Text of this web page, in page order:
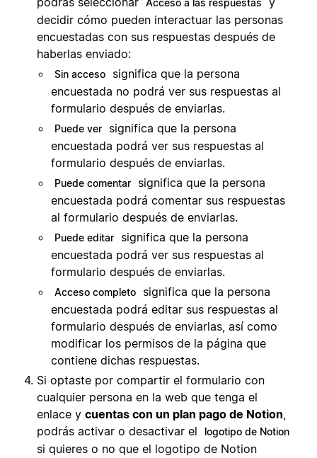
Acceso a las respuestas
decidir cómo pueden interactuar las personas
encuestadas con sus respuestas después de
haberlas enviado:
Sin acceso
significa que la persona
encuestada no podrá ver sus respuestas al
formulario después de enviarlas.
Puede ver
significa que la persona
encuestada podrá ver sus respuestas al
formulario después de enviarlas.
Puede comentar
significa que la persona
encuestada podrá comentar sus respuestas
al formulario después de enviarlas.
Puede editar
significa que la persona
encuestada podrá ver sus respuestas al
formulario después de enviarlas.
Acceso completo
significa que la persona
encuestada podrá editar sus respuestas al
formulario después de enviarlas, así como
modificar los permisos de la página que
contiene dichas respuestas.
Si optaste por compartir el formulario con
cualquier persona en la web que tenga el
enlace y cuentas con un plan pago de Notion,
podrás activar o desactivar el
logotipo de Notion
si quieres o no que el logotipo de Notion